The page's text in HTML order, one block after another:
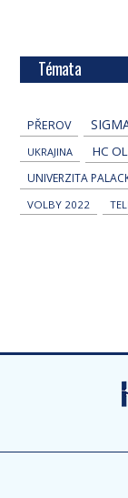
Témata
PŘEROV
UKRAJINA HC
UNIVERZITA
VOLBY 2022